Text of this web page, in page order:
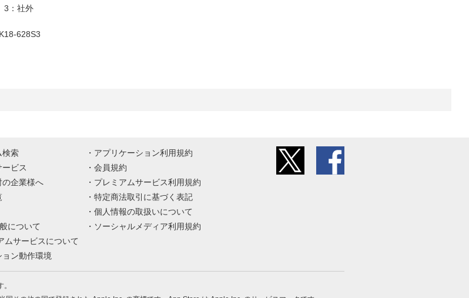
3：社外
628S3
検索
ビス
の企業様へ
について
ムサービスについて
ン動作環境
アプリケーション利用規約
会員規約
プレミアムサービス利用規約
特定商法取引に基づく表記
個人情報の取扱いについて
ソーシャルメディア利用規約